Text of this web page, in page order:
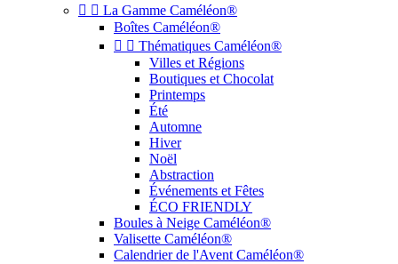
  La Gamme Caméléon®
Boîtes Caméléon®
  Thématiques Caméléon®
Villes et Régions
Boutiques et Chocolat
Printemps
Été
Automne
Hiver
Noël
Abstraction
Événements et Fêtes
ÉCO FRIENDLY
Boules à Neige Caméléon®
Valisette Caméléon®
Calendrier de l'Avent Caméléon®